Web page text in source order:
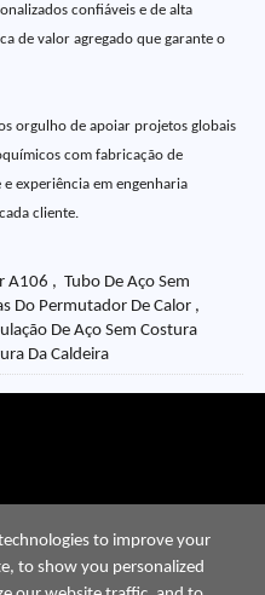
confiáveis e de alta
de valor agregado que garante o
orgulho de apoiar projetos globais
com fabricação de
experiência em engenharia
cliente.
, Tubo De Aço Sem
Do Permutador De Calor ,
De Aço Sem Costura
Da Caldeira
to improve your
to show you personalized